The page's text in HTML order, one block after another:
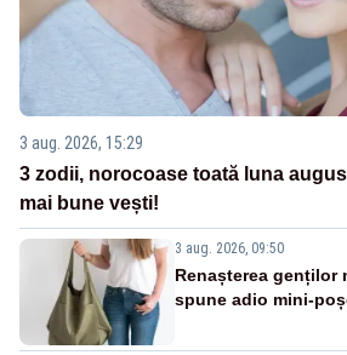
3 aug. 2026, 15:29
3 zodii, norocoase toată luna
mai bune vești!
3 aug. 2026, 09:50
Renașterea genților
spune adio mini-